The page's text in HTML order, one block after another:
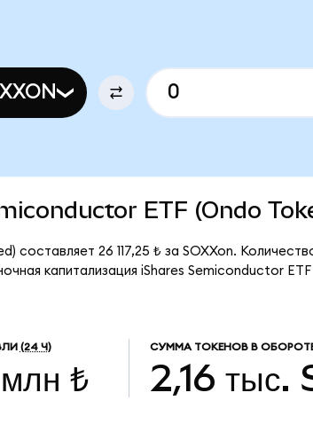
ETF (Ondo
составляет 26 117,25 ₺ за SOXXon.
капитализация iShares Semiconductor
(24 Ч)
₺
СУММА ТОКЕНОВ В
2,16 тыс.